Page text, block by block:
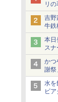
リ
吉野
牛鉄
本日
ス
とま
かつ
謝
水を
ビ